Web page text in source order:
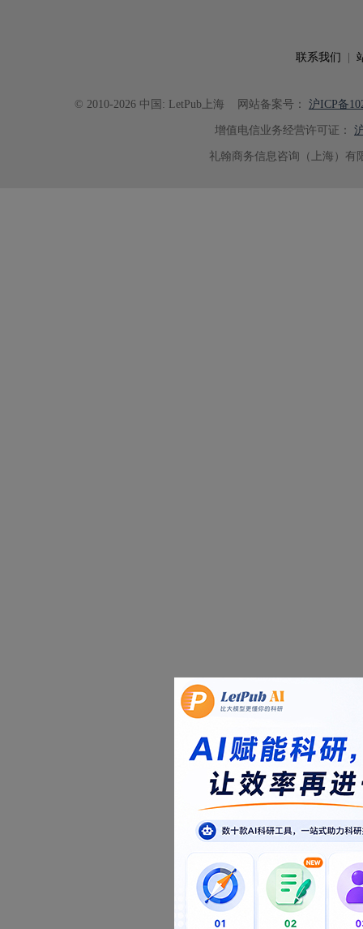
联系我们
© 2010-2026 中国: LetPub上海 网站备案号： 沪ICP备
增值电信业务经营许可证：
礼翰商务信息咨询（上海）